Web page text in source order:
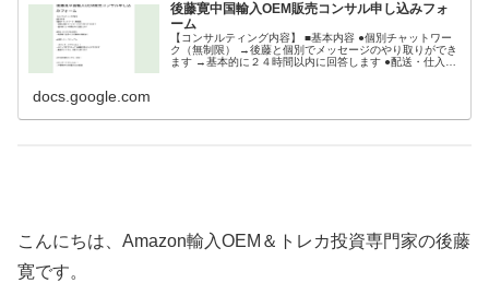
後藤寛中国輸入OEM販売コンサル申し込みフォ
ーム
【コンサルティング内容】 ■基本内容 ●個別チャットワー
ク（無制限） →後藤と個別でメッセージのやり取りができ
ます →基本的に２４時間以内に回答します ●配送・仕入代
docs.google.com
こんにちは、Amazon輸入OEM＆トレカ投資専門家の後藤
寛です。